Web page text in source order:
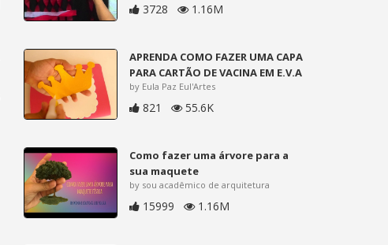
3728 1.16M
APRENDA COMO FAZER UMA CAPA
PARA CARTÃO DE VACINA EM E.V.A
by Eula Paz Eul'Artes
821 55.6K
Como fazer uma árvore para a
sua maquete
by sou acadêmico de arquitetura
15999 1.16M